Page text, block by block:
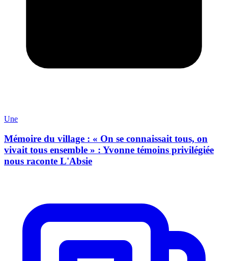
Une
Mémoire du village : « On se connaissait tous, on
vivait tous ensemble » : Yvonne témoins privilégiée
nous raconte L'Absie